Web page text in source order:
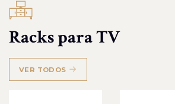
Racks para TV
VER TODOS